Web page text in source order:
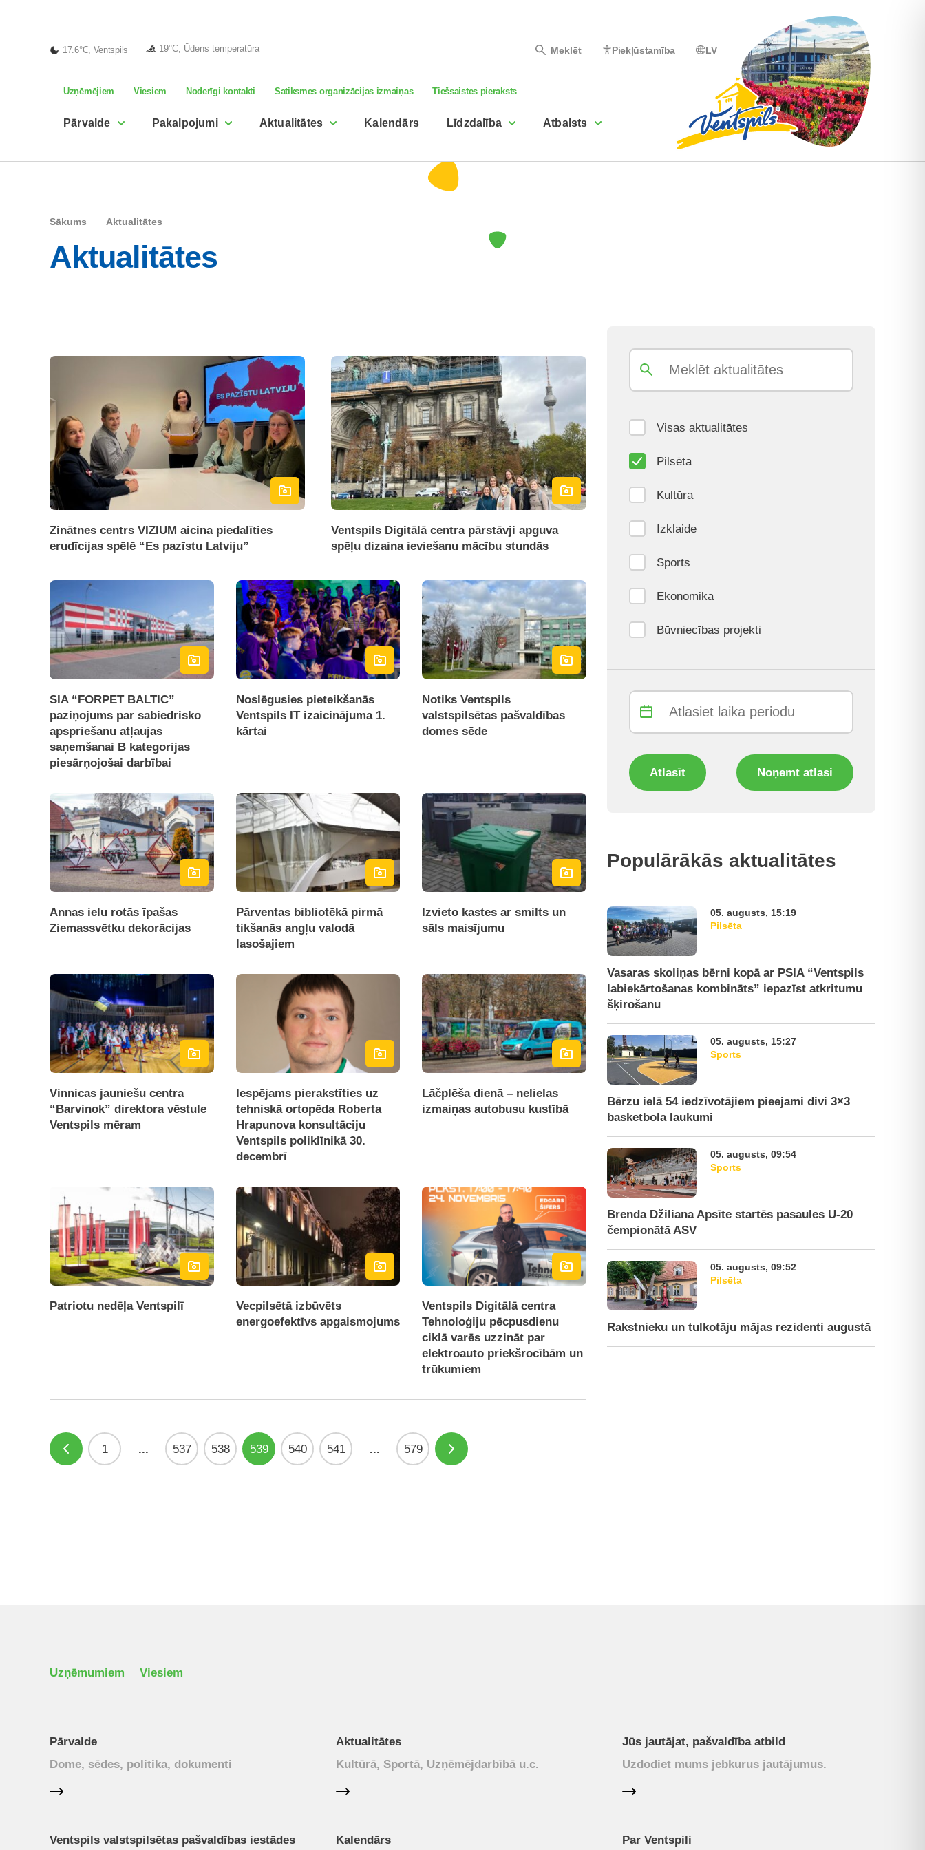
17.6°C, Ventspils 19°C, Ūdens temperatūra Meklēt Piekļūstamība LV
Uzņēmējiem Viesiem Noderīgi kontakti Satiksmes organizācijas izmaiņas Tiešsaistes pieraksts
Pārvalde Pakalpojumi Aktualitātes Kalendārs Līdzdalība Atbalsts
Sākums Aktualitātes
Aktualitātes
Visas aktualitātes
Pilsēta
Kultūra
Izklaide
Sports
Ekonomika
Būvniecības projekti
Atlasīt Noņemt atlasi
Zinātnes centrs VIZIUM aicina piedalīties
erudīcijas spēlē “Es pazīstu Latviju”
Ventspils Digitālā centra pārstāvji apguva
spēļu dizaina ieviešanu mācību stundās
SIA “FORPET BALTIC”
paziņojums par sabiedrisko
apspriešanu atļaujas
saņemšanai B kategorijas
piesārņojošai darbībai
Noslēgusies pieteikšanās
Ventspils IT izaicinājuma 1.
kārtai
Notiks Ventspils
valstspilsētas pašvaldības
domes sēde
Annas ielu rotās īpašas
Ziemassvētku dekorācijas
Pārventas bibliotēkā pirmā
tikšanās angļu valodā
lasošajiem
Izvieto kastes ar smilts un
sāls maisījumu
Vinnicas jauniešu centra
“Barvinok” direktora vēstule
Ventspils mēram
Iespējams pierakstīties uz
tehniskā ortopēda Roberta
Hrapunova konsultāciju
Ventspils poliklīnikā 30.
decembrī
Lāčplēša dienā – nelielas
izmaiņas autobusu kustībā
Patriotu nedēļa Ventspilī
Vecpilsētā izbūvēts
energoefektīvs apgaismojums
Ventspils Digitālā centra
Tehnoloģiju pēcpusdienu
ciklā varēs uzzināt par
elektroauto priekšrocībām un
trūkumiem
1 ... 537 538 539 540 541 ... 579
Populārākās aktualitātes
05. augusts, 15:19
Pilsēta
Vasaras skoliņas bērni kopā ar PSIA “Ventspils
labiekārtošanas kombināts” iepazīst atkritumu
šķirošanu
05. augusts, 15:27
Sports
Bērzu ielā 54 iedzīvotājiem pieejami divi 3×3
basketbola laukumi
05. augusts, 09:54
Sports
Brenda Džiliana Apsīte startēs pasaules U-20
čempionātā ASV
05. augusts, 09:52
Pilsēta
Rakstnieku un tulkotāju mājas rezidenti augustā
Uzņēmumiem Viesiem
Pārvalde
Dome, sēdes, politika, dokumenti
Aktualitātes
Kultūrā, Sportā, Uzņēmējdarbībā u.c.
Jūs jautājat, pašvaldība atbild
Uzdodiet mums jebkurus jautājumus.
Ventspils valstspilsētas pašvaldības iestādes Kalendārs Par Ventspili